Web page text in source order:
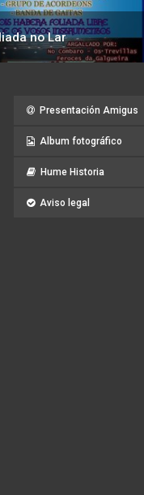
no Lar
Presentación Amigus
Album fotográfico
Hume Historia
Aviso legal